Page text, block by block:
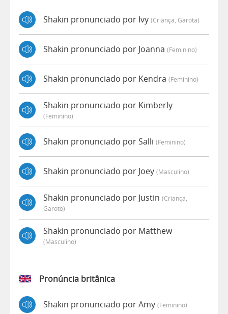
Shakin pronunciado por Ivy (criança, Garota)
Shakin pronunciado por Joanna (feminino)
Shakin pronunciado por Kendra (feminino)
Shakin pronunciado por Kimberly
(feminino)
Shakin pronunciado por Salli (feminino)
Shakin pronunciado por Joey (masculino)
Shakin pronunciado por Justin (criança,
Garoto)
Shakin pronunciado por Matthew
(masculino)
Pronúncia britânica
Shakin pronunciado por Amy (feminino)